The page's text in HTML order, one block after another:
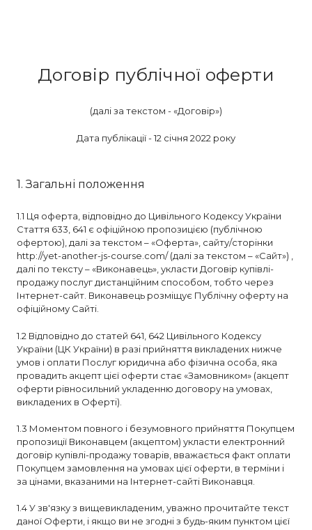
Договір публічної оферти
(далі за текстом - «Договір»)
Дата публікації - 12 січня 2022 року
1. Загальні положення
1.1 Ця оферта, відповідно до Цивільного Кодексу України
Стаття 633, 641 є офіційною пропозицією (публічною
офертою), далі за текстом – «Оферта», сайту/сторінки
http://yet-another-js-course.com/ (далі за текстом – «Сайт») ,
далі по тексту – «Виконавець», укласти Договір купівлі-
продажу послуг дистанційним способом, тобто через
Інтернет-сайт. Виконавець розміщує Публічну оферту на
офіційному Сайті.
1.2 Відповідно до статей 641, 642 Цивільного Кодексу
України (ЦК України) в разі прийняття викладених нижче
умов і оплати Послуг юридична або фізична особа, яка
провадить акцепт цієї оферти стає «Замовником» (акцепт
оферти рівносильний укладенню договору на умовах,
викладених в Оферті).
1.3 Моментом повного і безумовного прийняття Покупцем
пропозиції Виконавцем (акцептом) укласти електронний
договір купівлі-продажу товарів, вважається факт оплати
Покупцем замовлення на умовах цієї оферти, в терміни і
за цінами, вказаними на Інтернет-сайті Виконавця.
1.4 У зв'язку з вищевикладеним, уважно прочитайте текст
даної Оферти, і якщо ви не згодні з будь-яким пунктом цієї